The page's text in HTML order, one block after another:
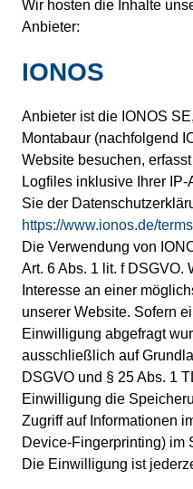
Wir hosten die Inhalte
Anbieter:
IONOS
Anbieter ist die IONOS
Montabaur (nachfolgend
Website besuchen,
Logfiles inklusive Ihrer
Sie der
https://www.ionos.de/
Die Verwendung von
Art. 6 Abs. 1 lit. f DSGVO.
Interesse an einer
unserer Website. Sofern
Einwilligung abgefragt
ausschließlich auf
DSGVO und § 25 Abs. 1
Einwilligung die
Zugriff auf Informationen
Device-Fingerprinting) im
Die Einwilligung ist